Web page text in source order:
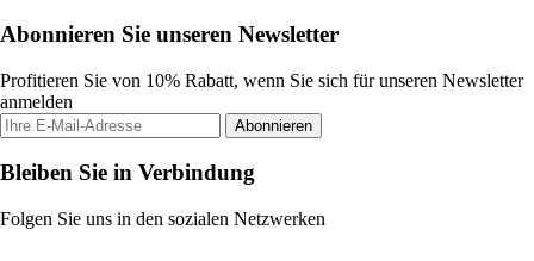
Abonnieren Sie unseren Newsletter
Profitieren Sie von 10% Rabatt, wenn Sie sich für unseren Newsletter
anmelden
Abonnieren
Bleiben Sie in Verbindung
Folgen Sie uns in den sozialen Netzwerken